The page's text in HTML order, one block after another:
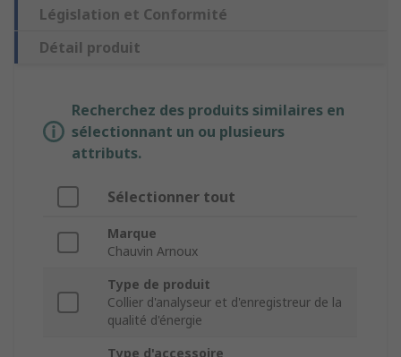
Législation et Conformité
Détail produit
Recherchez des produits similaires en
sélectionnant un ou plusieurs
attributs.
Sélectionner tout
Marque
Chauvin Arnoux
Type de produit
Collier d'analyseur et d'enregistreur de la
qualité d'énergie
Type d'accessoire